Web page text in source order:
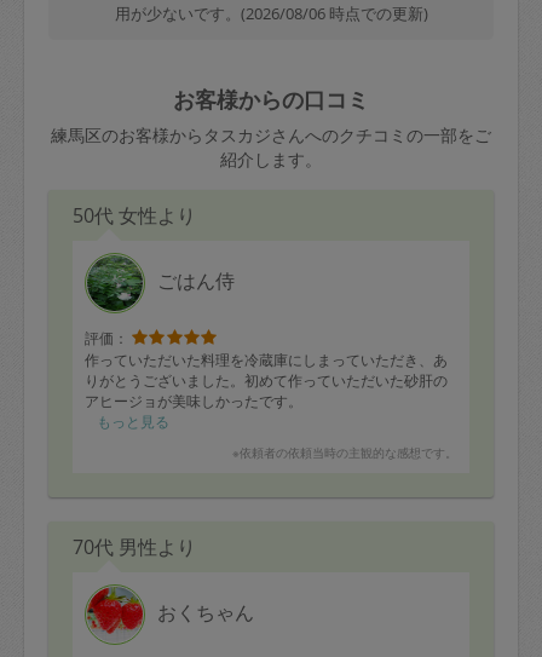
用が少ないです。(2026/08/06 時点での更新)
お客様からの口コミ
練馬区のお客様からタスカジさんへのクチコミの一部をご
紹介します。
50代 女性より
ごはん侍
評価：
作っていただいた料理を冷蔵庫にしまっていただき、あ
りがとうございました。初めて作っていただいた砂肝の
アヒージョが美味しかったです。
もっと見る
※依頼者の依頼当時の主観的な感想です。
70代 男性より
おくちゃん